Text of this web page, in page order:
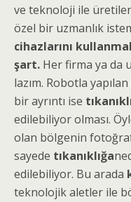
ve teknoloji ile
özel bir uzmanlık
cihazlarını
şart. Her firma ya da
lazım. Robotla yapılan
bir ayrıntı ise
edilebiliyor olması.
olan bölgenin
sayede tıkanıklığa
edilebiliyor. Bu arada
teknolojik aletler ile